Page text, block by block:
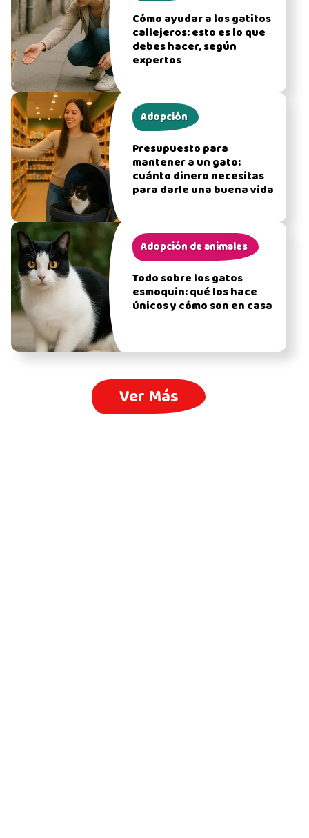
Cómo ayudar a los gatitos
callejeros: esto es lo que
debes hacer, según
expertos
Adopción
Presupuesto para
mantener a un gato:
cuánto dinero necesitas
para darle una buena vida
Adopción de animales
Todo sobre los gatos
esmoquin: qué los hace
únicos y cómo son en casa
Ver Más